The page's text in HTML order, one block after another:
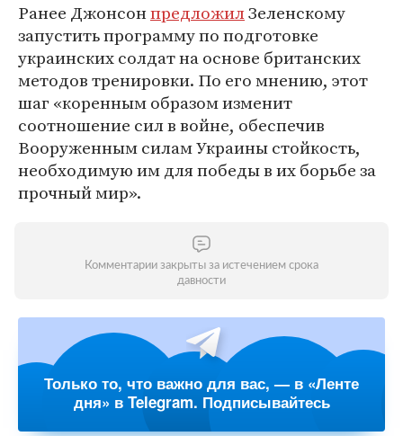
Ранее ДжонсонпредложилЗеленскому
запустить программу по подготовке
украинских солдат на основе британских
методов тренировки. По его мнению, этот
шаг «коренным образом изменит
соотношение сил в войне, обеспечив
Вооруженным силам Украины стойкость,
необходимую им для победы в их борьбе за
прочный мир».
Комментарии закрыты за истечением срока
давности
Только то, что важно для вас, — в «Ленте
дня» в Telegram. Подписывайтесь